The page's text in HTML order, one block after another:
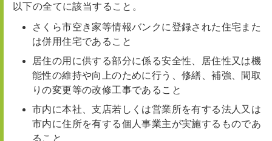
以下の全てに該当すること。
さくら市空き家等情報バンクに登録された住宅また
は併用住宅であること
居住の用に供する部分に係る安全性、居住性又は機
能性の維持や向上のために行う、修繕、補強、間取
りの変更等の改修工事であること
市内に本社、支店若しくは営業所を有する法人又は
市内に住所を有する個人事業主が実施するものであ
ること